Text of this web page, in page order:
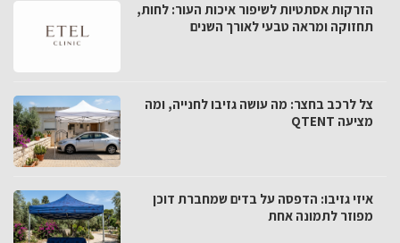
הזרקות אסתטיות לשיפור איכות העור: לחות,
תחזוקה ומראה טבעי לאורך השנים
צל לרכב בחצר: מה עושה גזיבו לחנייה, ומה
מציעה QTENT
איזי גזיבו: הדפסה על בדים שמחברת דוכן
מפוזר לתמונה אחת